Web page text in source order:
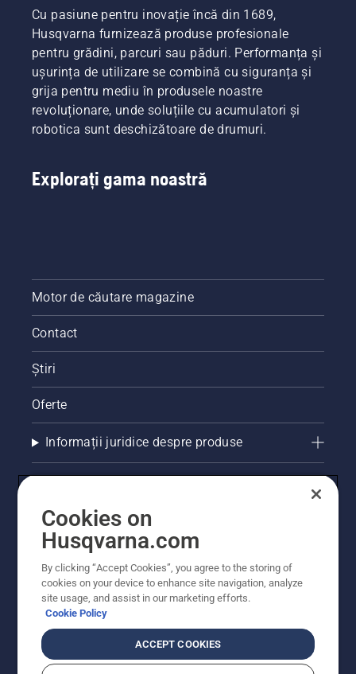
cablu, pentru a satisface cerințele clientului.
Gama noastră largă include și motoferăstraie
profesionale , și motoferăstraie pentru
arboricultori .
Cu pasiune pentru inovație încă din 1689,
Husqvarna furnizează produse profesionale
pentru grădini, parcuri sau păduri. Performanța și
ușurința de utilizare se combină cu siguranța și
grija pentru mediu în produsele noastre
revoluționare, unde soluțiile cu acumulatori și
robotica sunt deschizătoare de drumuri.
Explorați gama noastră
Motor de căutare magazine
Contact
Știri
Oferte
Informații juridice despre produse
© Husqvarna AB (publ). Toate drepturile rezervate.
Prețurile prezentate includ TVA și sunt prețuri
Cookies on
Husqvarna.com
By clicking “Accept Cookies”, you agree to the storing of
cookies on your device to enhance site navigation, analyze
site usage, and assist in our marketing efforts.
Cookie Policy
ACCEPT COOKIES